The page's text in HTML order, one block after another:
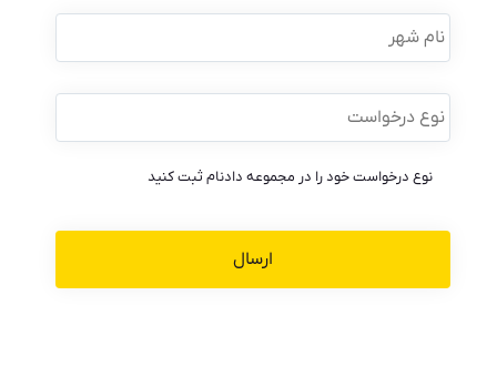
نام
شهر
نوع
درخواست *
نوع درخواست خود را در مجموعه دادنام ثبت کنید